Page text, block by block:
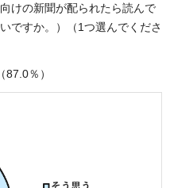
けの新聞が配られたら読んで
ですか。）（1つ選んでくださ
％）